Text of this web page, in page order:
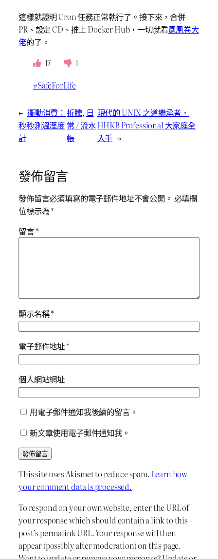
這樣就證明 Cron 任務正常執行了。接下來，合併
PR、設定 CD、推上 Docker Hub，一切就看鳳凰卷大
佬的了。
17
1
#SafeForLife
← 衝動消費：
秒秒測溫溼度
計
折騰, 日
常 / 流水
帳
現代的 UNIX 之道繼承者，
HHKB Professional 大家庭全
入手 →
發佈留言
發佈留言必須填寫的電子郵件地址不會公開。 必填欄
位標示為*
留言*
顯示名稱*
電子郵件地址*
個人網站網址
用電子郵件通知我後續的留言。
新文章使用電子郵件通知我。
This site uses Akismet to reduce spam. Learn how
your comment data is processed.
To respond on your own website, enter the URL of
your response which should contain a link to this
post’s permalink URL. Your response will then
appear (possibly after moderation) on this page.